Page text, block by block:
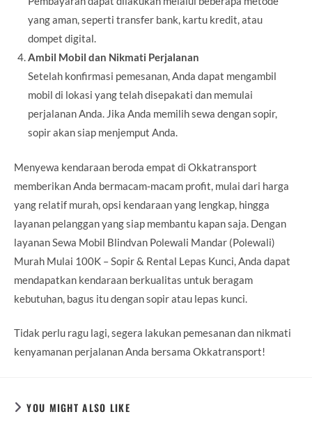
yang aman, seperti transfer bank, kartu kredit, atau
dompet digital.
Ambil Mobil dan Nikmati Perjalanan
Setelah konfirmasi pemesanan, Anda dapat mengambil
mobil di lokasi yang telah disepakati dan memulai
perjalanan Anda. Jika Anda memilih sewa dengan sopir,
sopir akan siap menjemput Anda.
Menyewa kendaraan beroda empat di Okkatransport
memberikan Anda bermacam-macam profit, mulai dari harga
yang relatif murah, opsi kendaraan yang lengkap, hingga
layanan pelanggan yang siap membantu kapan saja. Dengan
layanan Sewa Mobil Blindvan Polewali Mandar (Polewali)
Murah Mulai 100K – Sopir & Rental Lepas Kunci, Anda dapat
mendapatkan kendaraan berkualitas untuk beragam
kebutuhan, bagus itu dengan sopir atau lepas kunci.
Tidak perlu ragu lagi, segera lakukan pemesanan dan nikmati
kenyamanan perjalanan Anda bersama Okkatransport!
YOU MIGHT ALSO LIKE